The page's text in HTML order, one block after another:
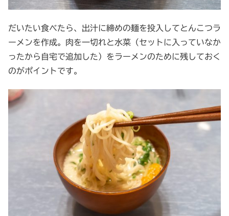
だいたい食べたら、出汁に締めの麺を投入してとんこつラ
ーメンを作成。肉を一切れと水菜（セットに入っていなか
ったから自宅で追加した）をラーメンのために残しておく
のがポイントです。